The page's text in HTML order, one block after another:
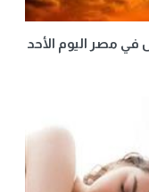
في مصر اليوم الأحد